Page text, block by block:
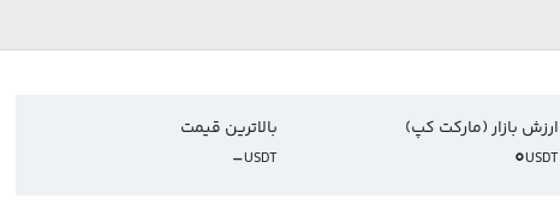
ارزش بازار (مارکت کپ)
USDT
0
بالاترین قیمت
USDT
-